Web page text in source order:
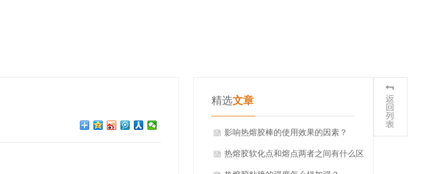
精选文章
影响热熔胶棒的使用效果的因素？
热熔胶软化点和熔点两者之间有什么区